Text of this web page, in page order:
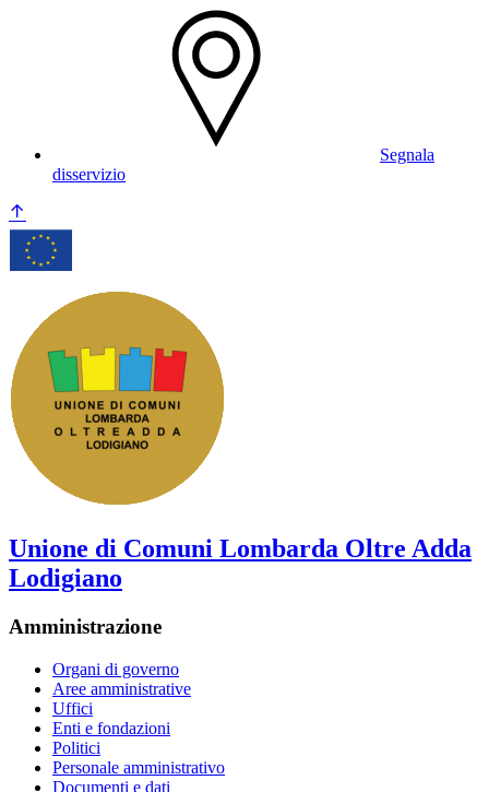
Segnala
disservizio
Unione di Comuni Lombarda Oltre Adda
Lodigiano
Amministrazione
Organi di governo
Aree amministrative
Uffici
Enti e fondazioni
Politici
Personale amministrativo
Documenti e dati